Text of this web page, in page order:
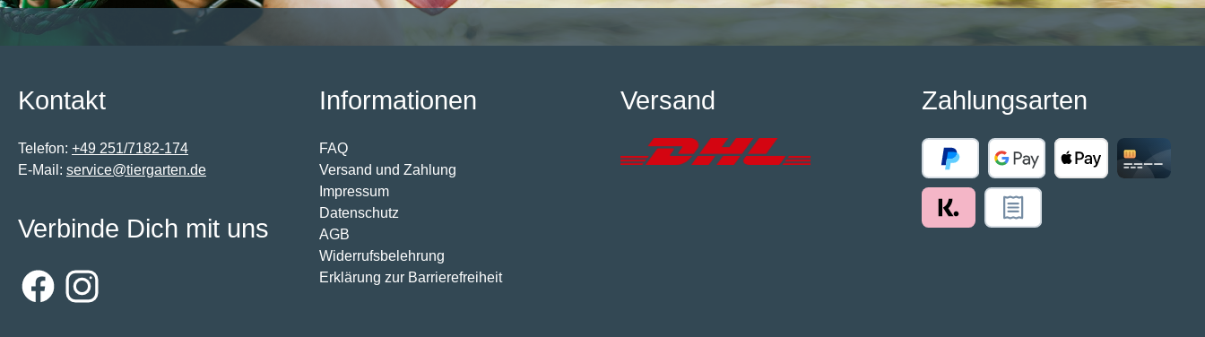
Kontakt
Telefon: +49 251/7182-174
E-Mail: service@tiergarten.de
Informationen
FAQ
Versand und Zahlung
Impressum
Datenschutz
AGB
Widerrufsbelehrung
Erklärung zur Barrierefreiheit
Versand Zahlungsarten
Verbinde Dich mit uns
FacebookInstagram